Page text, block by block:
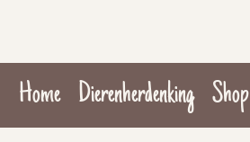
Home Dierenherdenking Shop